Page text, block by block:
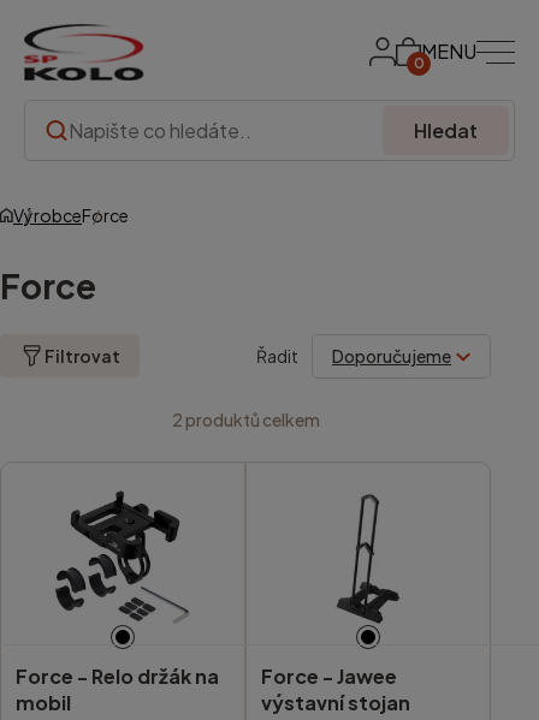
0MENU
Hledat
VýrobceForce
Force
Filtrovat Řadit
2 produktů celkem
Force - Relo držák na
mobil
Force -Jawee
výstavní stojan